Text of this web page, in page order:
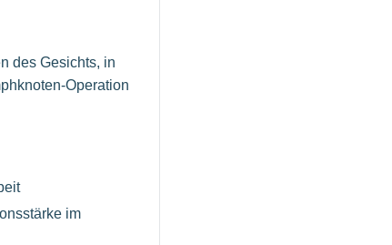
des Gesichts, in
Operation
im